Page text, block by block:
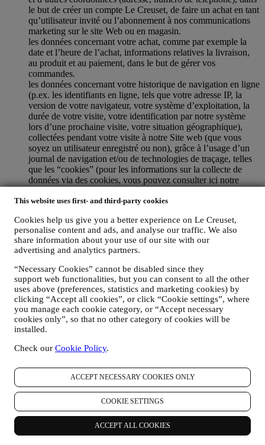
This website uses first- and third-party cookies
Cookies help us give you a better experience on Le Creuset,
personalise content and ads, and analyse our traffic. We also
share information about your use of our site with our
advertising and analytics partners.
“Necessary Cookies” cannot be disabled since they
support web functionalities, but you can consent to all the other
uses above (preferences, statistics and marketing cookies) by
clicking “Accept all cookies”, or click “Cookie settings”, where
you manage each cookie category, or “Accept necessary
cookies only”, so that no other category of cookies will be
installed.
Check our Cookie Policy.
ACCEPT NECESSARY COOKIES ONLY
COOKIE SETTINGS
ACCEPT ALL COOKIES
le but de créer un compte Le Creuset, de faire un achat en tant
qu’utilisateur invité ou l’abonnement à nos communications
marketing sur le site Web ou en magasin.
les données concernant votre achat, comme par exemple la
date et l’heure de l’achat, informations relatives la livraison,
au produit et au paiement, dans le but de gérer vos
commandes.
les données concernant votre historique de navigation en ligne
(p.ex. les identifiants en ligne, tels que votre adresse IP, la
version de votre navigateur, votre système d’exploitation, la
durée de votre visite, votre identification par notre système
lors d’une prochaine visite, votre situation géographique),
collectées pendant votre visite à notre Site web (que vous
soyez un utilisateur enregistré ou non), grâce à l’usage d’un
journal de navigation et/ou de technologies de traçage, telles
que les “cookies” (pour les informations sur la collecte de
données via des cookies, vous pouvez consulter ici notre
services et nos annonces ou de procéder à des analyses
mesure de vous identifier sur base de ces informations
techniques.
votre feedback, vos demandes, réclamations, questions ou
interactions avec nous (par exemple vos messages, chats,
posts sur les réseaux sociaux, e-mails ou appels
téléphoniques).
Les données personnelles vous concernant, que nous collectons
lorsque vous utilisez le Site web ou lorsque vous nous fournissez de
toute autre façon une quelconque information d’identification
personnelle, sont dûment protégées et vos droits au respect de la vie
2. QUI RECUEILLE VOS DONNEES PERSONNELLES ?
proposés sur le Site web est Le Creuset Benelux SA, dont le siège
social est établi à Le Creuset Benelux SA, 4 Rue de la Presse, 1000
Bruxelles, Belgique.
Si vous acceptez de recevoir des communications commerciales de
notre part, vous ferez partie de la base de données des
consommateurs du groupe Le Creuset. Celle-ci est gérée
conjointement, par Le Creuset BENELUX et Group AG, dont le